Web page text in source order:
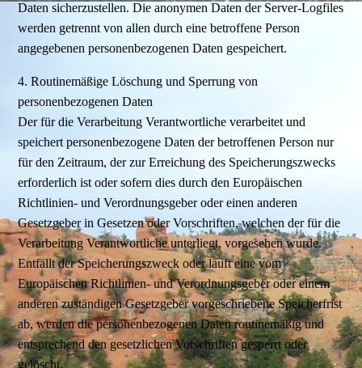
Daten sicherzustellen. Die anonymen Daten der Server-Logfiles
werden getrennt von allen durch eine betroffene Person
angegebenen personenbezogenen Daten gespeichert.
4. Routinemäßige Löschung und Sperrung von
personenbezogenen Daten
Der für die Verarbeitung Verantwortliche verarbeitet und
speichert personenbezogene Daten der betroffenen Person nur
für den Zeitraum, der zur Erreichung des Speicherungszwecks
erforderlich ist oder sofern dies durch den Europäischen
Richtlinien- und Verordnungsgeber oder einen anderen
Gesetzgeber in Gesetzen oder Vorschriften, welchen der für die
Verarbeitung Verantwortliche unterliegt, vorgesehen wurde.
Entfällt der Speicherungszweck oder läuft eine vom
Europäischen Richtlinien- und Verordnungsgeber oder einem
anderen zuständigen Gesetzgeber vorgeschriebene Speicherfrist
ab, werden die personenbezogenen Daten routinemäßig und
entsprechend den gesetzlichen Vorschriften gesperrt oder
gelöscht.